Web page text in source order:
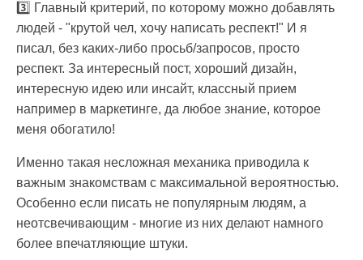
3️⃣ Главный критерий, по которому можно добавлять
людей - "крутой чел, хочу написать респект!" И я
писал, без каких-либо просьб/запросов, просто
респект. За интересный пост, хороший дизайн,
интересную идею или инсайт, классный прием
например в маркетинге, да любое знание, которое
меня обогатило!
Именно такая несложная механика приводила к
важным знакомствам с максимальной вероятностью.
Особенно если писать не популярным людям, а
неотсвечивающим - многие из них делают намного
более впечатляющие штуки.